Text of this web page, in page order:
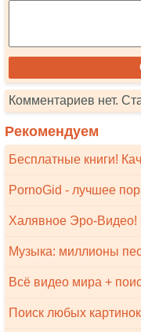
Комментариев нет.
Рекомендуем
Бесплатные книги!
PornoGid - лучшее
Халявное Эро-Видео!
Музыка: миллионы
Всё видео мира +
Поиск любых